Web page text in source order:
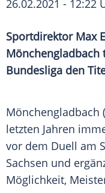
26.02.2021 - 12:22
Sportdirektor Max
Mönchengladbach
Bundesliga den
Mönchengladbach
letzten Jahren
vor dem Duell am
Sachsen und
Möglichkeit,